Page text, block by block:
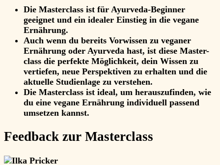
Die Masterclass ist für Ayurveda-Beginner
geeignet und ein idealer Einstieg in die vegane
Ernährung.
Auch wenn du bereits Vorwissen zu veganer
Ernährung oder Ayurveda hast, ist diese Master-
class die perfekte Möglichkeit, dein Wissen zu
vertiefen, neue Perspektiven zu erhalten und die
aktuelle Studienlage zu verstehen.
Die Masterclass ist ideal, um herauszufinden, wie
du eine vegane Ernährung individuell passend
umsetzen kannst.
Feedback zur Masterclass